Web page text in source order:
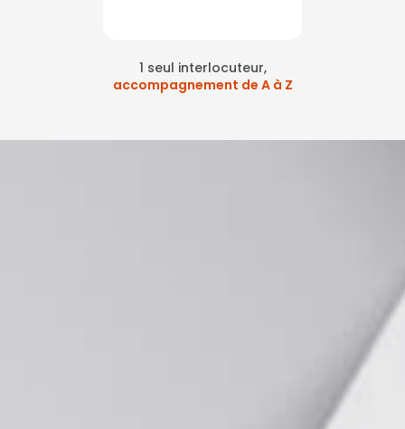
1 seul interlocuteur,
accompagnement de A à Z